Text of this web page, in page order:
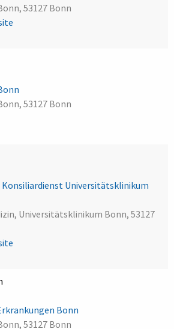
53127 Bonn
53127 Bonn
Universitätsklinikum
Universitätsklinikum Bonn, 53127
Bonn
53127 Bonn